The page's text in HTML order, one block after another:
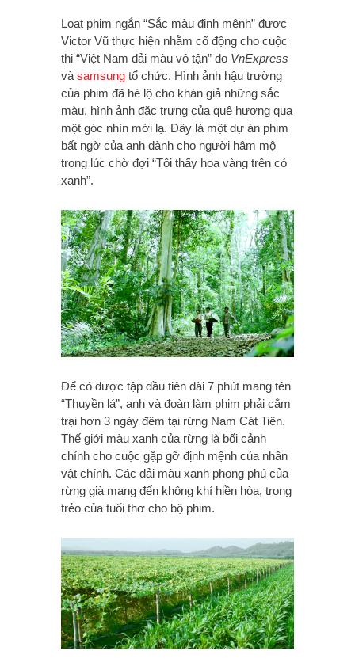
Loạt phim ngắn “Sắc màu định mệnh” được
Victor Vũ thực hiện nhằm cổ động cho cuộc
thi “Việt Nam dải màu vô tận” do VnExpress
và samsung tổ chức. Hình ảnh hậu trường
của phim đã hé lộ cho khán giả những sắc
màu, hình ảnh đặc trưng của quê hương qua
một góc nhìn mới lạ. Đây là một dự án phim
bất ngờ của anh dành cho người hâm mộ
trong lúc chờ đợi “Tôi thấy hoa vàng trên cỏ
xanh”.
Để có được tập đầu tiên dài 7 phút mang tên
“Thuyền lá”, anh và đoàn làm phim phải cắm
trại hơn 3 ngày đêm tại rừng Nam Cát Tiên.
Thế giới màu xanh của rừng là bối cảnh
chính cho cuộc gặp gỡ định mệnh của nhân
vật chính. Các dải màu xanh phong phú của
rừng già mang đến không khí hiền hòa, trong
trẻo của tuổi thơ cho bộ phim.